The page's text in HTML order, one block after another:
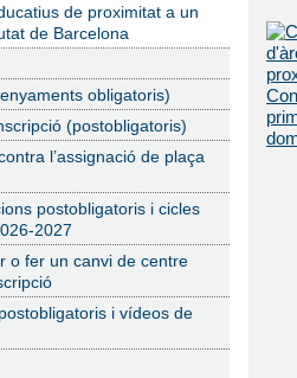
de proximitat a un
de Barcelona
obligatoris)
(postobligatoris)
l’assignació de plaça
postobligatoris i cicles
2027
o fer un canvi de centre
i vídeos de